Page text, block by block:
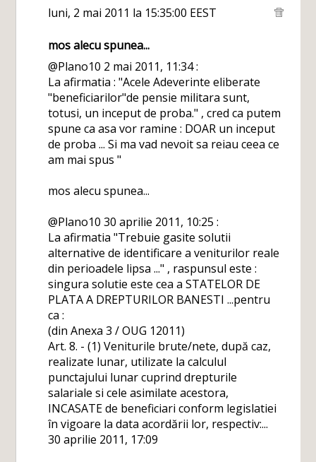
luni, 2 mai 2011 la 15:35:00 EEST
mos alecuspunea...
@Plano10 2 mai 2011, 11:34 :
La afirmatia : "Acele Adeverinte eliberate
"beneficiarilor"de pensie militara sunt,
totusi, un inceput de proba." , cred ca putem
spune ca asa vor ramine : DOAR un inceput
de proba ... Si ma vad nevoit sa reiau ceea ce
am mai spus "
mos alecu spunea...
@Plano10 30 aprilie 2011, 10:25 :
La afirmatia "Trebuie gasite solutii
alternative de identificare a veniturilor reale
din perioadele lipsa ..." , raspunsul este :
singura solutie este cea a STATELOR DE
PLATA A DREPTURILOR BANESTI ...pentru
ca :
(din Anexa 3 / OUG 12011)
Art. 8. - (1) Veniturile brute/nete, după caz,
realizate lunar, utilizate la calculul
punctajului lunar cuprind drepturile
salariale si cele asimilate acestora,
INCASATE de beneficiari conform legislatiei
în vigoare la data acordării lor, respectiv:...
30 aprilie 2011, 17:09